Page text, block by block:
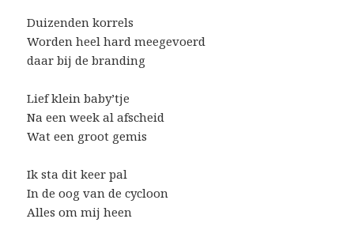
Duizenden korrels
Worden heel hard meegevoerd
daar bij de branding
Lief klein baby’tje
Na een week al afscheid
Wat een groot gemis
Ik sta dit keer pal
In de oog van de cycloon
Alles om mij heen